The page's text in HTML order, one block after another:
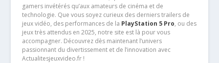
gamers invétérés qu’aux amateurs de cinéma et de
technologie. Que vous soyez curieux des derniers trailers de
jeux vidéo, des performances de la PlayStation 5 Pro, ou des
jeux très attendus en 2025, notre site est là pour vous
accompagner. Découvrez dès maintenant l’univers
passionnant du divertissement et de l’innovation avec
Actualitesjeuxvideo.fr !